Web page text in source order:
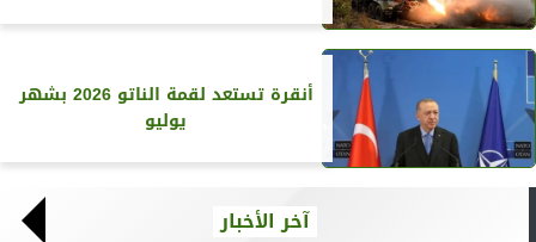
أنقرة تستعد لقمة الناتو 2026 بشهر
يوليو
آخر الأخبار